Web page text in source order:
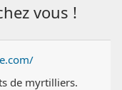
vous !
de myrtilliers.